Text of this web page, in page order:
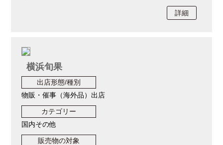
詳細
横浜旬果
出店形態/種別
物販・催事（海外品）出店
カテゴリー
国内その他
販売物の対象